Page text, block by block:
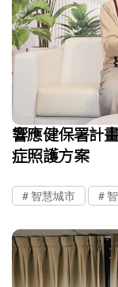
響應健保署計
症照護方案
智慧城市